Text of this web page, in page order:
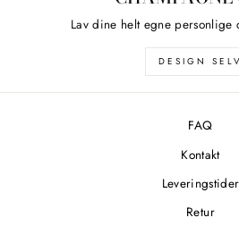
Lav dine helt egne personlige
DESIGN SELV
FAQ
Kontakt
Leveringstider
Retur